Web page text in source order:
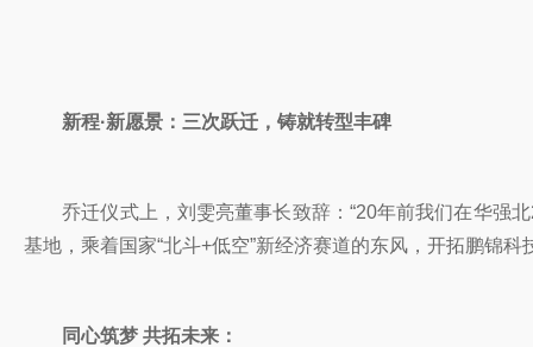
新程·新愿景：三次跃迁，铸就转型丰碑
乔迁仪式上，刘雯亮董事长致辞：“20年前我们在华强北
基地，乘着国家“北斗+低空”新经济赛道的东风，开拓鹏锦
同心筑梦 共拓未来：